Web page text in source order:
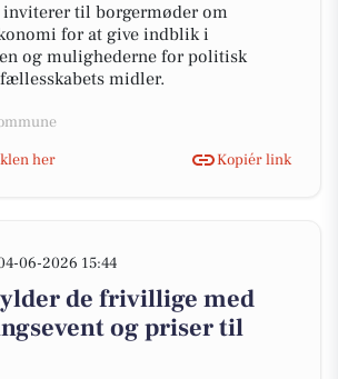
inviterer til borgermøder om
for at give indblik i
og mulighederne for politisk
midler.
her
Kopiér link
06-2026 15:44
de frivillige med
og priser til